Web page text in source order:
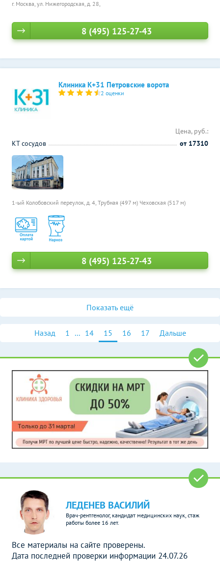
г. Москва, ул. Нижегородская, д. 28,
8 (495) 125-27-43
Клиника К+31 Петровские ворота
2 оценки
1-ый Колобовский переулок, д. 4, Трубная (497 м) Чеховская (517 м)
Цена, руб.:
КТ сосудов
от 17310
8 (495) 125-27-43
Показать ещё
Назад 1 ... 14 15 16 17 Дальше
ЛЕДЕНЕВ ВАСИЛИЙ
Врач-рентгенолог, кандидат медицинских наук, стаж
работы более 16 лет.
Все материалы на сайте проверены.
Дата последней проверки информации 24.07.26